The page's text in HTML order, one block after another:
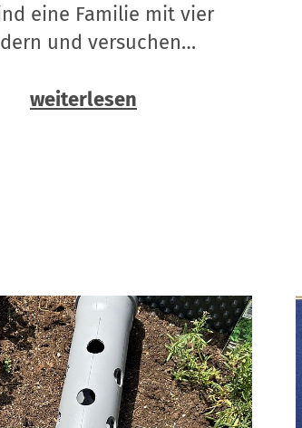
eine Familie mit vier
und versuchen…
weiterlesen